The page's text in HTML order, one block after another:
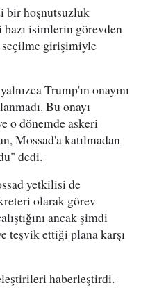
bir hoşnutsuzluk
isimlerin görevden
seçilme girişimiyle
Trump'ın onayını
Bu onayı
o dönemde askeri
Mossad'a katılmadan
dedi.
yetkilisi de
olarak görev
ancak şimdi
teşvik ettiği plana karşı
haberleştirdi.